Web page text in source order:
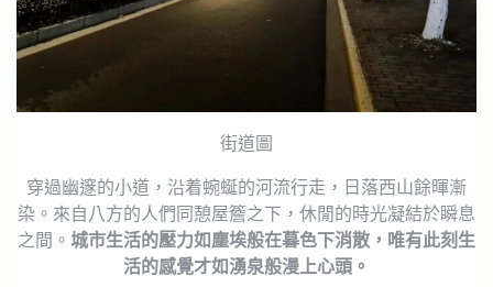
街道圖
穿過幽邃的小道，沿着蜿蜒的河流行走，日落西山餘暉漸
染。來自八方的人們同憩屋簷之下，休閒的時光凝結於瞬息
之間。 城市生活的壓力如塵埃般在暮色下消散，唯有此刻生
活的感覺才如湧泉般漫上心頭。